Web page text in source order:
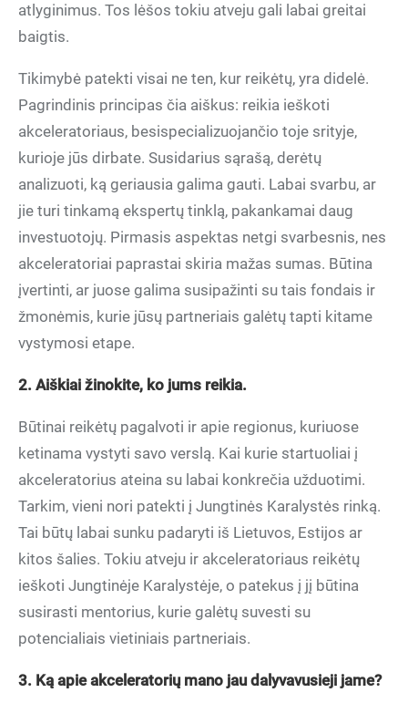
atlyginimus. Tos lėšos tokiu atveju gali labai greitai
baigtis.
Tikimybė patekti visai ne ten, kur reikėtų, yra didelė.
Pagrindinis principas čia aiškus: reikia ieškoti
akceleratoriaus, besispecializuojančio toje srityje,
kurioje jūs dirbate. Susidarius sąrašą, derėtų
analizuoti, ką geriausia galima gauti. Labai svarbu, ar
jie turi tinkamą ekspertų tinklą, pakankamai daug
investuotojų. Pirmasis aspektas netgi svarbesnis, nes
akceleratoriai paprastai skiria mažas sumas. Būtina
įvertinti, ar juose galima susipažinti su tais fondais ir
žmonėmis, kurie jūsų partneriais galėtų tapti kitame
vystymosi etape.
2. Aiškiai žinokite, ko jums reikia.
Būtinai reikėtų pagalvoti ir apie regionus, kuriuose
ketinama vystyti savo verslą. Kai kurie startuoliai į
akceleratorius ateina su labai konkrečia užduotimi.
Tarkim, vieni nori patekti į Jungtinės Karalystės rinką.
Tai būtų labai sunku padaryti iš Lietuvos, Estijos ar
kitos šalies. Tokiu atveju ir akceleratoriaus reikėtų
ieškoti Jungtinėje Karalystėje, o patekus į jį būtina
susirasti mentorius, kurie galėtų suvesti su
potencialiais vietiniais partneriais.
3. Ką apie akceleratorių mano jau dalyvavusieji jame?